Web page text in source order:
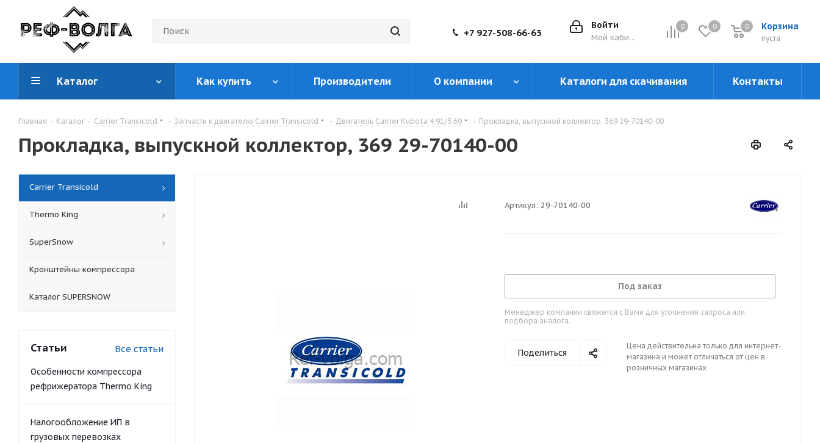
0 0 Корзина
0
пуста
0
Войти
Мой кабинет
+7 927-508-66-63
Каталог Как купить Производители О компании Каталоги для скачивания Контакты
Главная - Каталог - Carrier Transicold - Запчасти к двигателю Carrier Transicold - Двигатель Carrier Kubota 4.91/3.69 - Прокладка, выпускной коллектор, 369 29-70140-00
Прокладка, выпускной коллектор, 369 29-70140-00
Артикул: 29-70140-00
Под заказ
Менеджер компании свяжется с Вами для уточнения запроса или
подбора аналога.
Поделиться
Цена действительна только для интернет-
магазина и может отличаться от цен в
розничных магазинах
Carrier Transicold
Thermo King
SuperSnow
Кронштейны компрессора
Каталог SUPERSNOW
Статьи Все статьи
Особенности компрессора
рефрижератора Thermo King
Налогообложение ИП в
грузовых перевозках